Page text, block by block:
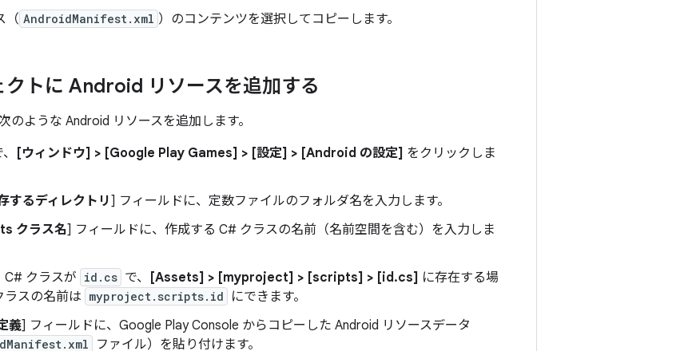
（ AndroidManifest.xml ）のコンテンツを選択してコピーします。
トに Android リソースを追加する
のような Android リソースを追加します。
[ウィンドウ] > [Google Play Games] > [設定] > [Android の設定] をクリックしま
するディレクトリ] フィールドに、定数ファイルのフォルダ名を入力します。
クラス名] フィールドに、作成する C# クラスの名前（名前空間を含む）を入力しま
C# クラスが id.cs で、 [Assets] > [myproject] > [scripts] > [id.cs] に存在する場
ラスの名前は myproject.scripts.id
にできます。
義] フィールドに、Google Play Console からコピーした Android リソースデータ
ファイル）を貼り付けます。